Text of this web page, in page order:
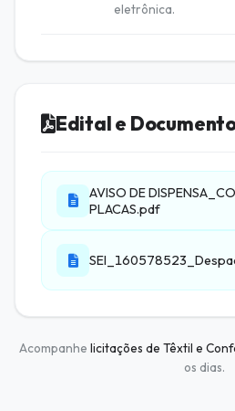
eletrônica.
Edital e
AVISO DE
PLACAS.pdf
Acompanhe licitações de Têxtil e
os dias.